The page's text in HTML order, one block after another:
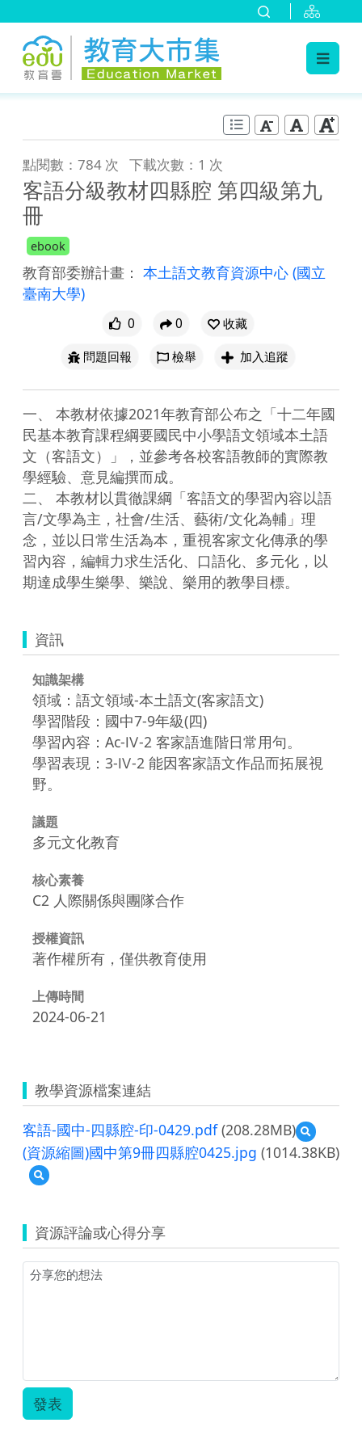
點閱數：784 次 下載次數：1 次
客語分級教材四縣腔 第四級第九
冊
ebook
教育部委辦計畫： 本土語文教育資源中心 (國立
臺南大學)
0 0
收藏
問題回報
檢舉 加入追蹤
一、 本教材依據2021年教育部公布之「十二年國
民基本教育課程綱要國民中小學語文領域本土語
文（客語文）」，並參考各校客語教師的實際教
學經驗、意見編撰而成。
二、 本教材以貫徹課綱「客語文的學習內容以語
言/文學為主，社會/生活、藝術/文化為輔」理
念，並以日常生活為本，重視客家文化傳承的學
習內容，編輯力求生活化、口語化、多元化，以
資訊
知識架構
領域：語文領域-本土語文(客家語文)
學習階段：國中7-9年級(四)
學習內容：Ac-Ⅳ-2 客家語進階日常用句。
學習表現：3-Ⅳ-2 能因客家語文作品而拓展視
野。
議題
多元文化教育
核心素養
C2 人際關係與團隊合作
授權資訊
著作權所有，僅供教育使用
上傳時間
2024-06-21
教學資源檔案連結
客語-國中-四縣腔-印-0429.pdf(208.28MB)
預
覽
客
腔-
(資源縮圖)國中第9冊四縣腔0425.jpg (1014.38KB)
預
覽
縮
圖)
國
中
0425.jpg
資源評論或心得分享
發表